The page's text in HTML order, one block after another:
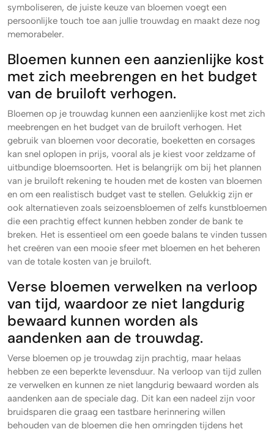
symboliseren, de juiste keuze van bloemen voegt een
persoonlijke touch toe aan jullie trouwdag en maakt deze nog
memorabeler.
Bloemen kunnen een aanzienlijke kost
met zich meebrengen en het budget
van de bruiloft verhogen.
Bloemen op je trouwdag kunnen een aanzienlijke kost met zich
meebrengen en het budget van de bruiloft verhogen. Het
gebruik van bloemen voor decoratie, boeketten en corsages
kan snel oplopen in prijs, vooral als je kiest voor zeldzame of
uitbundige bloemsoorten. Het is belangrijk om bij het plannen
van je bruiloft rekening te houden met de kosten van bloemen
en om een realistisch budget vast te stellen. Gelukkig zijn er
ook alternatieven zoals seizoensbloemen of zelfs kunstbloemen
die een prachtig effect kunnen hebben zonder de bank te
breken. Het is essentieel om een goede balans te vinden tussen
het creëren van een mooie sfeer met bloemen en het beheren
van de totale kosten van je bruiloft.
Verse bloemen verwelken na verloop
van tijd, waardoor ze niet langdurig
bewaard kunnen worden als
aandenken aan de trouwdag.
Verse bloemen op je trouwdag zijn prachtig, maar helaas
hebben ze een beperkte levensduur. Na verloop van tijd zullen
ze verwelken en kunnen ze niet langdurig bewaard worden als
aandenken aan de speciale dag. Dit kan een nadeel zijn voor
bruidsparen die graag een tastbare herinnering willen
behouden van de bloemen die hen omringden tijdens het